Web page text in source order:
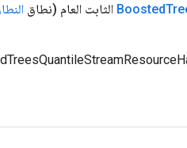
Boosted الثابت العام (نطاق